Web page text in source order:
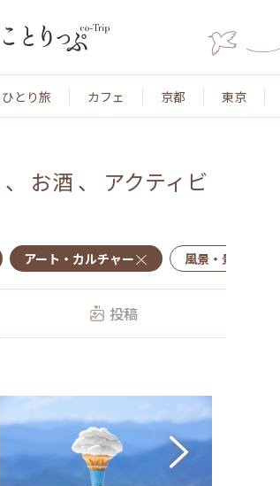
ひとり旅 カフェ 京都 東京
、 お酒 、 アクティビ
アート・カルチャー 風景・景色
投稿